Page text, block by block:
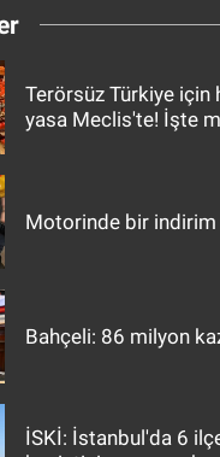
Terörsüz Türkiye için
yasa Meclis'te! İşte
Motorinde bir indirim
Bahçeli: 86 milyon
İSKİ: İstanbul'da 6